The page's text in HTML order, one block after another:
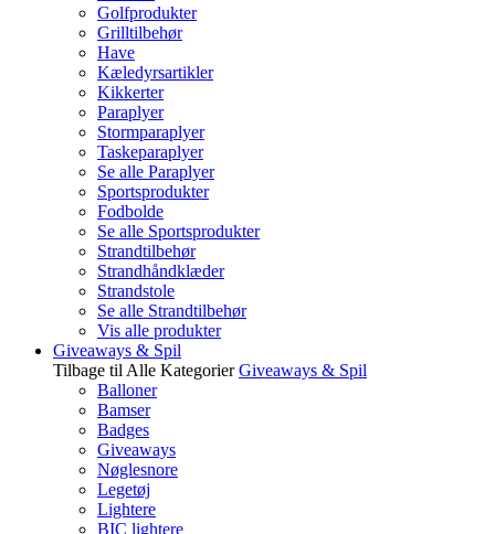
Golfprodukter
Grilltilbehør
Have
Kæledyrsartikler
Kikkerter
Paraplyer
Stormparaplyer
Taskeparaplyer
Se alle Paraplyer
Sportsprodukter
Fodbolde
Se alle Sportsprodukter
Strandtilbehør
Strandhåndklæder
Strandstole
Se alle Strandtilbehør
Vis alle produkter
Giveaways & Spil
Tilbage til Alle Kategorier Giveaways & Spil
Balloner
Bamser
Badges
Giveaways
Nøglesnore
Legetøj
Lightere
BIC lightere